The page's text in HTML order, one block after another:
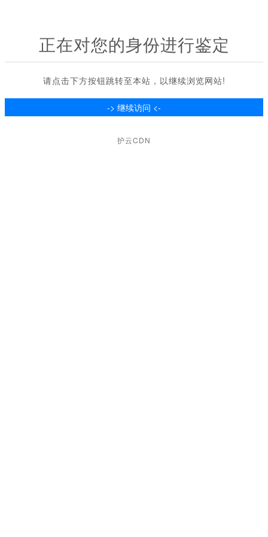
正在对您的身份进行鉴定
请点击下方按钮跳转至本站，以继续浏览网站!
护云CDN